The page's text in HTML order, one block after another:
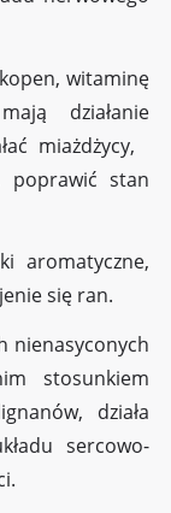
witaminę
działanie
miażdżycy,
poprawić stan
aromatyczne,
się ran.
nienasyconych
stosunkiem
działa
sercowo-